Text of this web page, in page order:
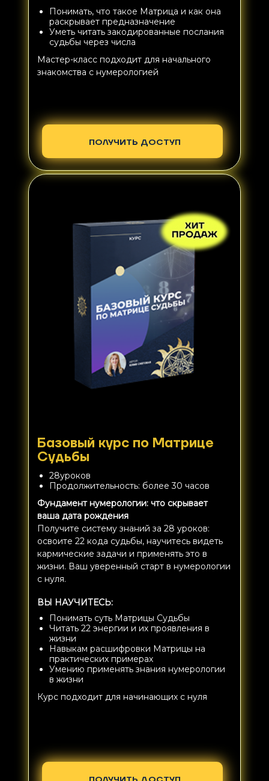
Понимать, что такое Матрица и как она
раскрывает предназначение
Уметь читать закодированные послания
судьбы через числа
Мастер-класс подходит для начального
знакомства с нумерологией
ПОЛУЧИТЬ ДОСТУП
Базовый курс по Матрице
Судьбы
28уроков
Продолжительность: более 30 часов
Фундамент нумерологии: что скрывает
ваша дата рождения
Получите систему знаний за 28 уроков:
освоите 22 кода судьбы, научитесь видеть
кармические задачи и применять это в
жизни. Ваш уверенный старт в нумерологии
с нуля.
ВЫ НАУЧИТЕСЬ:
Понимать суть Матрицы Судьбы
Читать 22 энергии и их проявления в
жизни
Навыкам расшифровки Матрицы на
практических примерах
Умению применять знания нумерологии
в жизни
Курс подходит для начинающих с нуля